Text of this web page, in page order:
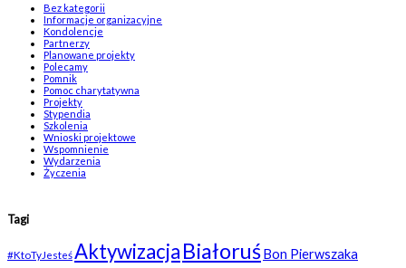
Bez kategorii
Informacje organizacyjne
Kondolencje
Partnerzy
Planowane projekty
Polecamy
Pomnik
Pomoc charytatywna
Projekty
Stypendia
Szkolenia
Wnioski projektowe
Wspomnienie
Wydarzenia
Życzenia
Tagi
#KtoTyJesteśAktywizacjaBiałoruśBon Pierwszaka